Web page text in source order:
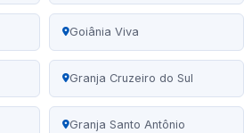
Goiânia Viva
Granja Cruzeiro do Sul
Granja Santo Antônio